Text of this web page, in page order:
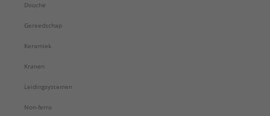
Douche
Gereedschap
Keramiek
Kranen
Leidingsystemen
Non-ferro